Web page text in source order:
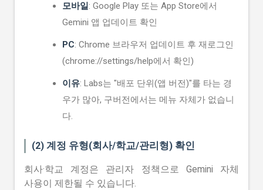
모바일: Google Play 또는 App Store에서
Gemini 앱 업데이트 확인
PC: Chrome 브라우저 업데이트 후 재로그인
(chrome://settings/help에서 확인)
이유: Labs는 "배포 단위(앱 버전)"를 타는 경
우가 많아, 구버전에서는 메뉴 자체가 없습니
다.
(2) 계정 유형(회사/학교/관리형) 확인
회사·학교 계정은 관리자 정책으로 Gemini 자체
사용이 제한될 수 있습니다.